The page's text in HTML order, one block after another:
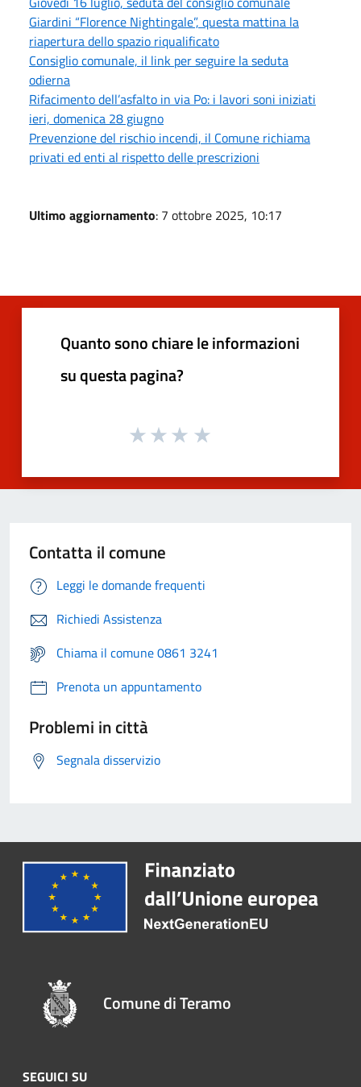
Giardini “Florence Nightingale”, questa mattina la
riapertura dello spazio riqualificato
Consiglio comunale, il link per seguire la seduta
odierna
Rifacimento dell’asfalto in via Po: i lavori soni iniziati
ieri, domenica 28 giugno
Prevenzione del rischio incendi, il Comune richiama
privati ed enti al rispetto delle prescrizioni
Ultimo aggiornamento: 7 ottobre 2025, 10:17
Quanto sono chiare le informazioni
su questa pagina?
Contatta il comune
Leggi le domande frequenti
Richiedi Assistenza
Chiama il comune 0861 3241
Prenota un appuntamento
Problemi in città
Segnala disservizio
Comune di Teramo
SEGUICI SU